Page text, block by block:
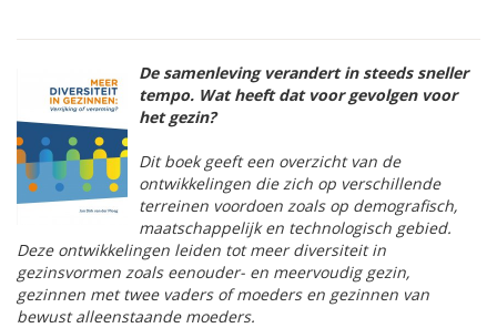
De samenleving verandert in steeds sneller
tempo. Wat heeft dat voor gevolgen voor
het gezin?
Dit boek geeft een overzicht van de
ontwikkelingen die zich op verschillende
terreinen voordoen zoals op demografisch,
maatschappelijk en technologisch gebied.
Deze ontwikkelingen leiden tot meer diversiteit in
gezinsvormen zoals eenouder- en meervoudig gezin,
gezinnen met twee vaders of moeders en gezinnen van
bewust alleenstaande moeders.